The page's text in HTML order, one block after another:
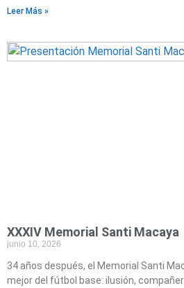
Leer Más »
XXXIV Memorial Santi Macaya
junio 10, 2026
34 años después, el Memorial Santi
mejor del fútbol base: ilusión,